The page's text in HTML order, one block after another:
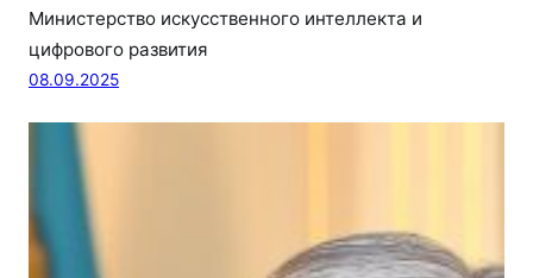
Министерство искусственного интеллекта и
цифрового развития
08.09.2025